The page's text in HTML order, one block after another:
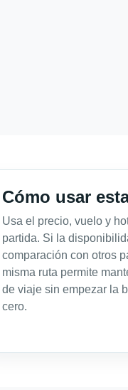
Cómo usar
Usa el precio, vuelo y
partida. Si la
comparación con otros
misma ruta permite
de viaje sin empezar la
cero.